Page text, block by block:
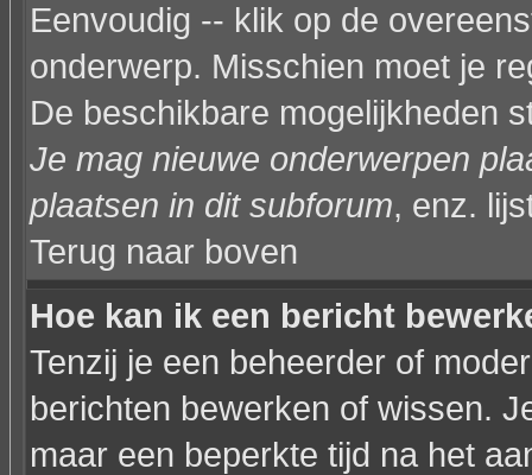
Eenvoudig -- klik op de
onderwerp. Misschien moet je
De beschikbare mogelijkheden
Je mag nieuwe onderwerpen
plaatsen in dit subforum, enz.
Terug naar boven
Hoe kan ik een bericht
Tenzij je een beheerder of
berichten bewerken of wissen.
maar een beperkte tijd na het